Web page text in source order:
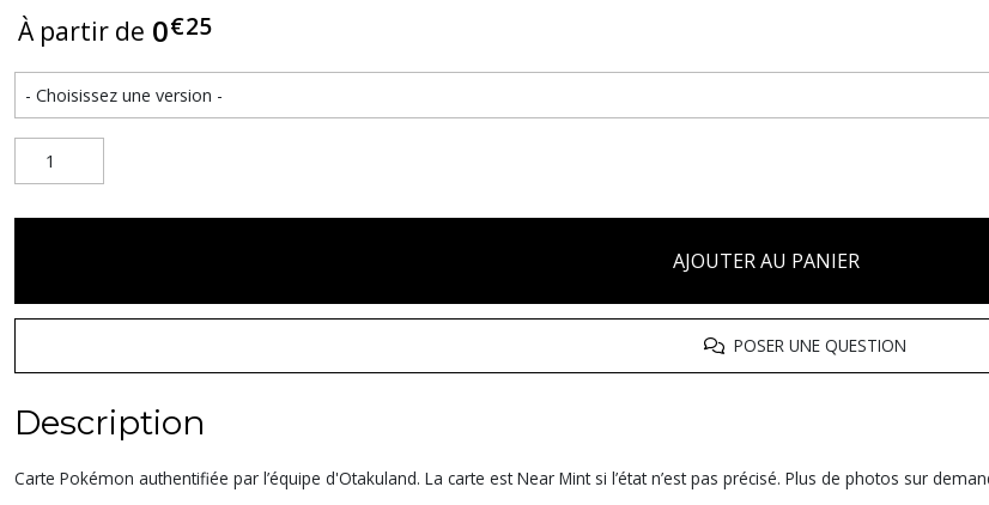
À partir de 0€25
AJOUTER AU PANIER
POSER UNE QUESTION
Description
Carte Pokémon authentifiée par l’équipe d'Otakuland. La carte est Near Mint si l’état n’est pas précisé. Plus de photos sur